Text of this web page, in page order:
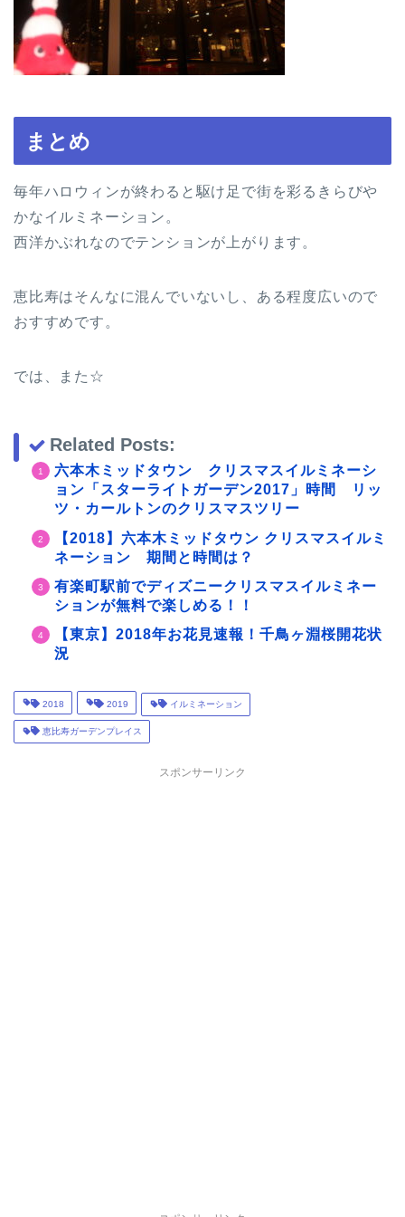
まとめ
毎年ハロウィンが終わると駆け足で街を彩るきらびや
かなイルミネーション。
西洋かぶれなのでテンションが上がります。
恵比寿はそんなに混んでいないし、ある程度広いので
おすすめです。
では、また☆
Related Posts:
六本木ミッドタウン クリスマスイルミネーシ
ョン「スターライトガーデン2017」時間 リッ
ツ・カールトンのクリスマスツリー
【2018】六本木ミッドタウン クリスマスイルミ
ネーション 期間と時間は？
有楽町駅前でディズニークリスマスイルミネー
ションが無料で楽しめる！！
【東京】2018年お花見速報！千鳥ヶ淵桜開花状
況
2018 2019 イルミネーション
恵比寿ガーデンプレイス
スポンサーリンク